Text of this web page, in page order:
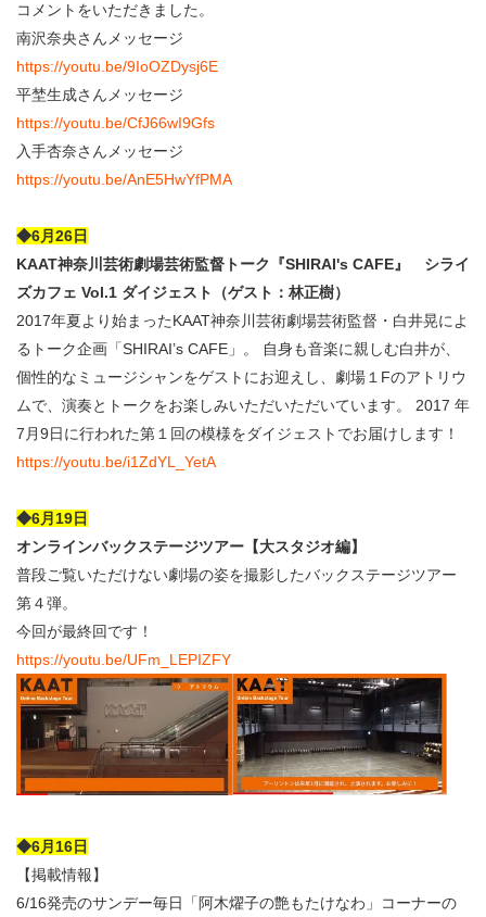
コメントをいただきました。
南沢奈央さんメッセージ
https://youtu.be/9IoOZDysj6E
平埜生成さんメッセージ
https://youtu.be/CfJ66wI9Gfs
入手杏奈さんメッセージ
https://youtu.be/AnE5HwYfPMA
◆6月26日
KAAT神奈川芸術劇場芸術監督トーク『SHIRAI's CAFE』 シライ
ズカフェ Vol.1 ダイジェスト（ゲスト：林正樹）
2017年夏より始まったKAAT神奈川芸術劇場芸術監督・白井晃によ
るトーク企画「SHIRAI’s CAFE」。 自身も音楽に親しむ白井が、
個性的なミュージシャンをゲストにお迎えし、劇場１Fのアトリウ
ムで、演奏とトークをお楽しみいただいただいています。 2017 年
7月9日に行われた第１回の模様をダイジェストでお届けします！
https://youtu.be/i1ZdYL_YetA
◆6月19日
オンラインバックステージツアー【大スタジオ編】
普段ご覧いただけない劇場の姿を撮影したバックステージツアー
第４弾。
今回が最終回です！
https://youtu.be/UFm_LEPIZFY
◆6月16日
【掲載情報】
6/16発売のサンデー毎日「阿木燿子の艶もたけなわ」コーナーの